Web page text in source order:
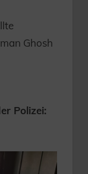
Ghosh
Polizei: